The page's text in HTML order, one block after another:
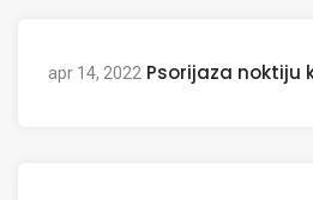
apr 14, 2022 Psorijaza noktiju